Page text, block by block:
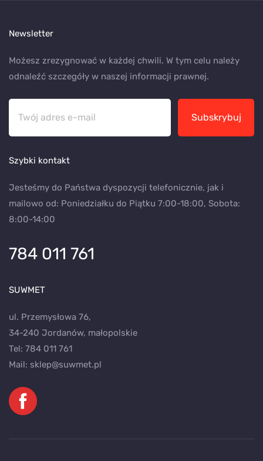
Newsletter
Możesz zrezygnować w każdej chwili. W tym celu należy
odnaleźć szczegóły w naszej informacji prawnej.
Subskrybuj
Szybki kontakt
Jesteśmy do Państwa dyspozycji telefonicznie, jak i
mailowo od: Poniedziałku do Piątku 7:00-18:00, Sobota:
8:00-14:00
784 011 761
SUWMET
ul. Przemysłowa 76,
34-240 Jordanów, małopolskie
Tel: 784 011 761
Mail: sklep@suwmet.pl